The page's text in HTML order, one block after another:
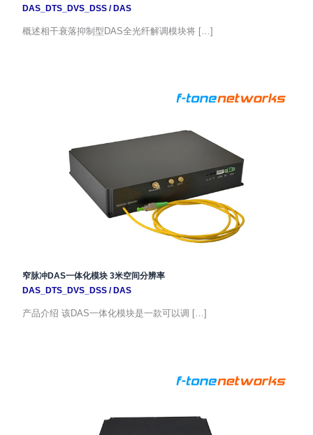
DAS_DTS_DVS_DSS/ DAS
概述相干衰落抑制型DAS全光纤解调模块将 […]
窄脉冲DAS一体化模块 3米空间分辨率
DAS_DTS_DVS_DSS/ DAS
产品介绍 该DAS一体化模块是一款可以调 […]